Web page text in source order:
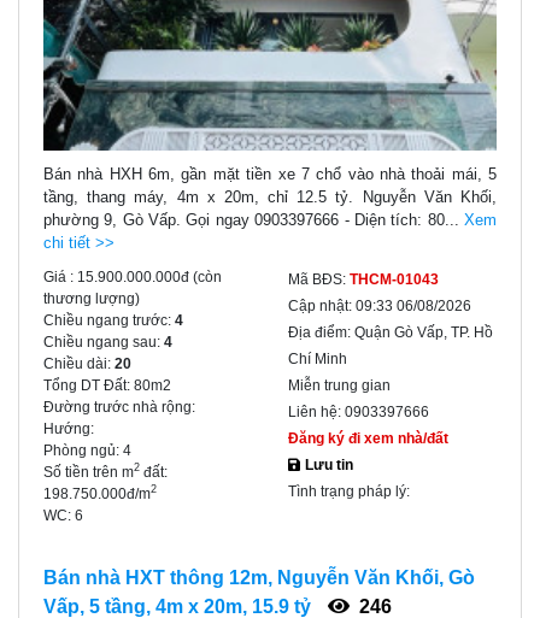
Bán nhà HXH 6m, gần mặt tiền xe 7 chổ vào nhà thoải mái, 5
tầng, thang máy, 4m x 20m, chỉ 12.5 tỷ. Nguyễn Văn Khối,
phường 9, Gò Vấp. Gọi ngay 0903397666 - Diện tích: 80... Xem
chi tiết >>
Giá : 15.900.000.000đ (còn
thương lượng)
Chiều ngang trước: 4
Chiều ngang sau: 4
Chiều dài: 20
Tổng DT Đất: 80m2
Đường trước nhà rộng:
Hướng:
Phòng ngủ: 4
Số tiền trên m2 đất:
198.750.000đ/m2
WC: 6
Mã BĐS: THCM-01043
Cập nhật: 09:33 06/08/2026
Địa điểm: Quận Gò Vấp, TP. Hồ
Chí Minh
Miễn trung gian
Liên hệ: 0903397666
Đăng ký đi xem nhà/đất
Lưu tin
Tình trạng pháp lý:
Bán nhà HXT thông 12m, Nguyễn Văn Khối, Gò
Vấp, 5 tầng, 4m x 20m, 15.9 tỷ
246